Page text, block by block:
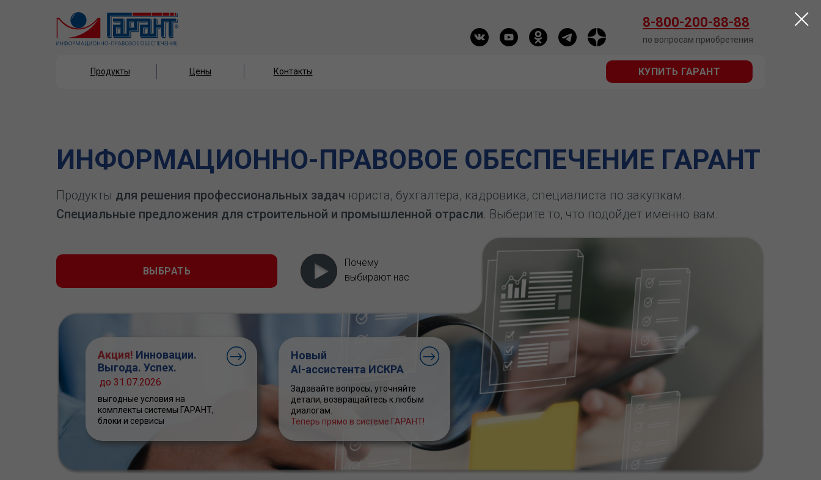
Продукты Цены Контакты
8-800-200-88-88
по вопросам приобретения
КУПИТЬ ГАРАНТ
Продукты КУПИТЬ ГАРАНТ
ИНФОРМАЦИОННО-ПРАВОВОЕ ОБЕСПЕЧЕНИЕ ГАРАНТ
Продукты для решения профессиональных задач юриста, бухгалтера, кадровика, специалиста по закупкам.
Специальные предложения для строительной и промышленной отрасли. Выберите то, что подойдет именно вам.
ВЫБРАТЬ
Почему
выбирают нас
Акция! Инновации.
Выгода. Успех.
выгодные условия на
комплекты системы ГАРАНТ,
блоки и сервисы
до 31.07.2026
Новый
AI-ассистента ИСКРА
Задавайте вопросы, уточняйте
детали, возвращайтесь к любым
диалогам.
Теперь прямо в системе ГАРАНТ!